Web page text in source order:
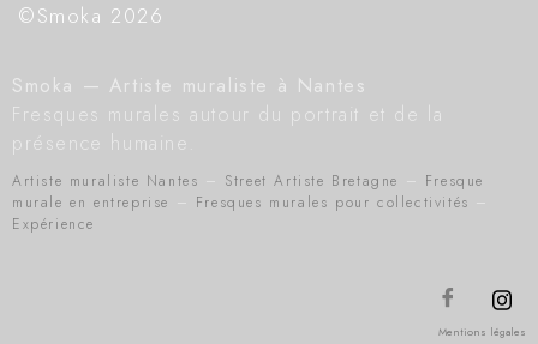
©Smoka 2026
Smoka — Artiste muraliste à Nantes
Fresques murales autour du portrait et de la
présence humaine.
Artiste muraliste Nantes Street Artiste Bretagne
Fresque
murale en entreprise
Fresques murales pour collectivités
Expérience
Mentions légales